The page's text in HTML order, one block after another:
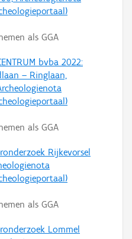
als GGA
bvba 2022:
– Ringlaan,
als GGA
Rijkevorsel
als GGA
Lommel